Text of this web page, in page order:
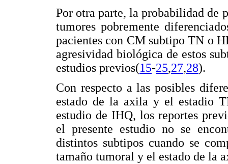
Por otra parte, la probabilidad de
tumores pobremente
pacientes con CM subtipo TN o
agresividad biológica de estos
estudios previos(15-25,27,28).
Con respecto a las posibles
estado de la axila y el estadio
estudio de IHQ, los reportes
el presente estudio no se
distintos subtipos cuando se
tamaño tumoral y el estado de la